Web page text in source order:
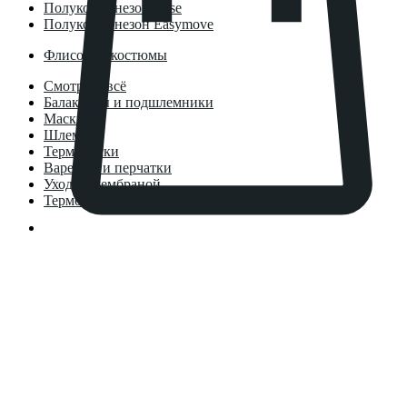
Полукомбинезон Base
Полукомбинезон Easymove
Флисовые костюмы
Смотреть всё
Балаклавы и подшлемники
Маски
Шлемы
Термоноски
Варежки и перчатки
Уход за мембраной
Термосы